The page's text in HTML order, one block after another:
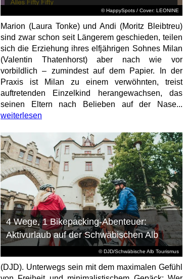
© HappySpots / Cover: LEONINE
Marion (Laura Tonke) und Andi (Moritz Bleibtreu)
sind zwar schon seit Längerem geschieden, teilen
sich die Erziehung ihres elfjährigen Sohnes Milan
(Valentin Thatenhorst) aber nach wie vor
vorbildlich – zumindest auf dem Papier. In der
Praxis ist Milan zu einem verwöhnten, treist
auftretenden Einzelkind herangewachsen, das
seinen Eltern nach Belieben auf der Nase...
weiterlesen
© DJD/Schwäbische Alb Tourismus
4 Wege, 1 Bikepacking-Abenteuer:
Aktivurlaub auf der Schwäbischen Alb
(DJD). Unterwegs sein mit dem maximalen Gefühl